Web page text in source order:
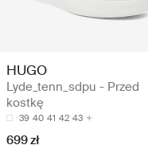
HUGO
Lyde_tenn_sdpu - Przed
kostkę
39 40 41 42 43
699 zł